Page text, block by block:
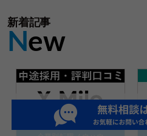
新着記事
New